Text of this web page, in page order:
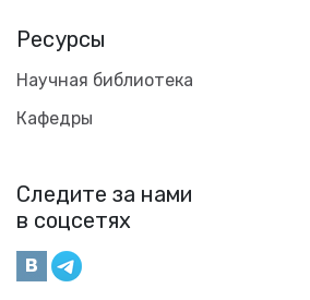
Ресурсы
Научная библиотека
Кафедры
Следите за нами
в соцсетях